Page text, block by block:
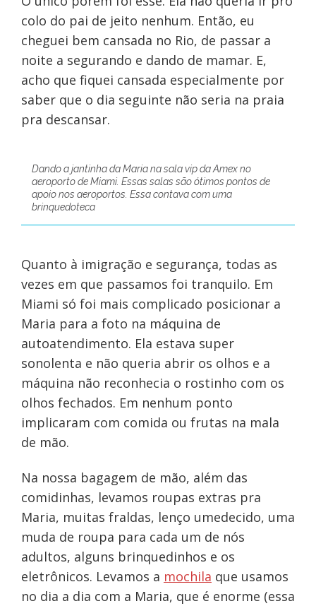
colo do pai de jeito nenhum. Então, eu
cheguei bem cansada no Rio, de passar a
noite a segurando e dando de mamar. E,
acho que fiquei cansada especialmente por
saber que o dia seguinte não seria na praia
pra descansar.
Dando a jantinha da Maria na sala vip da Amex no
aeroporto de Miami. Essas salas são ótimos pontos de
apoio nos aeroportos. Essa contava com uma
brinquedoteca
Quanto à imigração e segurança, todas as
vezes em que passamos foi tranquilo. Em
Miami só foi mais complicado posicionar a
Maria para a foto na máquina de
autoatendimento. Ela estava super
sonolenta e não queria abrir os olhos e a
máquina não reconhecia o rostinho com os
olhos fechados. Em nenhum ponto
implicaram com comida ou frutas na mala
de mão.
Na nossa bagagem de mão, além das
comidinhas, levamos roupas extras pra
Maria, muitas fraldas, lenço umedecido, uma
muda de roupa para cada um de nós
adultos, alguns brinquedinhos e os
eletrônicos. Levamos a mochila que usamos
no dia a dia com a Maria, que é enorme (essa